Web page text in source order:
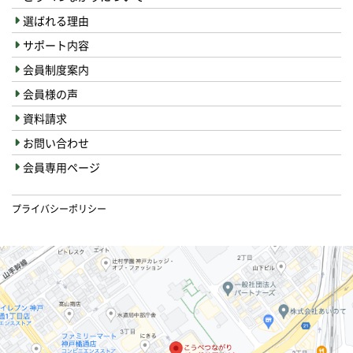
選ばれる理由
サポート内容
会員制度案内
会員様の声
資料請求
お問い合わせ
会員専用ページ
プライバシーポリシー